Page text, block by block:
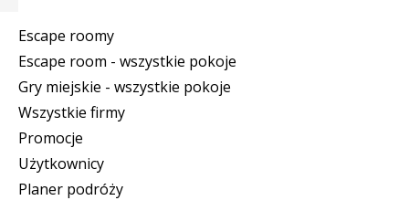
Escape roomy
Escape room - wszystkie pokoje
Gry miejskie - wszystkie pokoje
Wszystkie firmy
Promocje
Użytkownicy
Planer podróży